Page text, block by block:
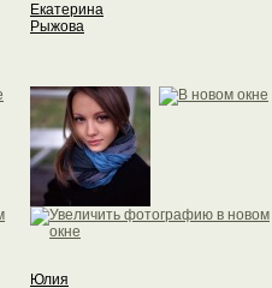
Екатерина
Рыжова
Юлия